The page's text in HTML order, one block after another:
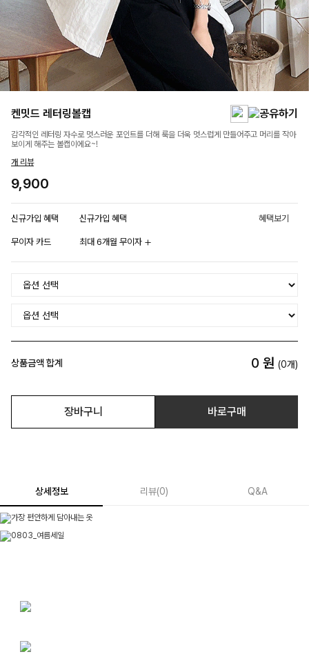
켄밋드 레터링볼캡
감각적인 레터링 자수로 멋스러운 포인트를 더해 룩을 더욱 멋스럽게 만들어주고 머리를 작아
보이게 해주는 볼캡이에요~!
개 리뷰
9,900
신규가입 혜택 신규가입 혜택 혜택보기
무이자 카드 최대 6개월 무이자
상품금액 합계 0 원 (0개)
장바구니 바로구매
상세정보 리뷰(0) Q&A